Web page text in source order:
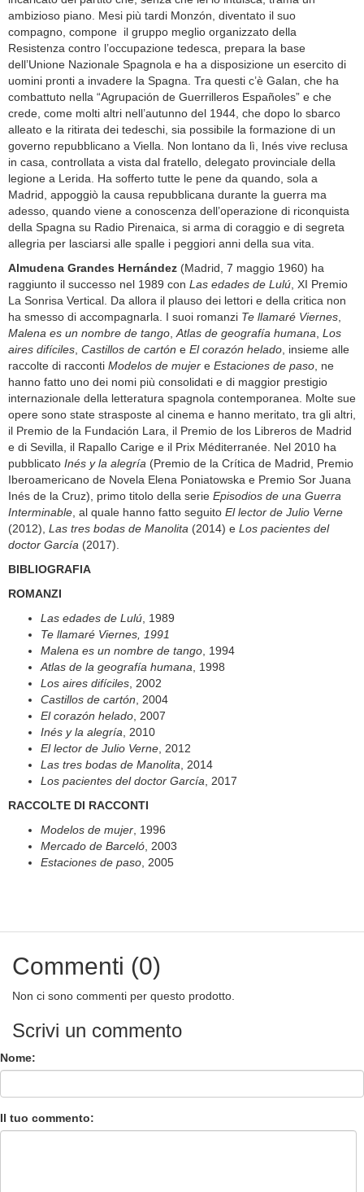
ambizioso piano. Mesi più tardi Monzón, diventato il suo
compagno, compone il gruppo meglio organizzato della
Resistenza contro l’occupazione tedesca, prepara la base
dell’Unione Nazionale Spagnola e ha a disposizione un esercito di
uomini pronti a invadere la Spagna. Tra questi c’è Galan, che ha
combattuto nella “Agrupación de Guerrilleros Españoles” e che
crede, come molti altri nell’autunno del 1944, che dopo lo sbarco
alleato e la ritirata dei tedeschi, sia possibile la formazione di un
governo repubblicano a Viella. Non lontano da lì, Inés vive reclusa
in casa, controllata a vista dal fratello, delegato provinciale della
legione a Lerida. Ha sofferto tutte le pene da quando, sola a
Madrid, appoggiò la causa repubblicana durante la guerra ma
adesso, quando viene a conoscenza dell’operazione di riconquista
della Spagna su Radio Pirenaica, si arma di coraggio e di segreta
allegria per lasciarsi alle spalle i peggiori anni della sua vita.
Almudena Grandes Hernández (Madrid, 7 maggio 1960) ha
raggiunto il successo nel 1989 con Las edades de Lulú, XI Premio
La Sonrisa Vertical. Da allora il plauso dei lettori e della critica non
ha smesso di accompagnarla. I suoi romanzi Te llamaré Viernes,
Malena es un nombre de tango,Atlas de geografía humana, Los
aires difíciles, Castillos de cartón e El corazón helado, insieme alle
raccolte di racconti Modelos de mujer e Estaciones de paso, ne
hanno fatto uno dei nomi più consolidati e di maggior prestigio
internazionale della letteratura spagnola contemporanea. Molte sue
opere sono state strasposte al cinema e hanno meritato, tra gli altri,
il Premio de la Fundación Lara, il Premio de los Libreros de Madrid
e di Sevilla, il Rapallo Carige e il Prix Méditerranée. Nel 2010 ha
pubblicato Inés y la alegría (Premio de la Crítica de Madrid, Premio
Iberoamericano de Novela Elena Poniatowska e Premio Sor Juana
Inés de la Cruz), primo titolo della serie Episodios de una Guerra
Interminable, al quale hanno fatto seguito El lector de Julio Verne
(2012), Las tres bodas de Manolita (2014) e Los pacientes del
doctor García (2017).
BIBLIOGRAFIA
ROMANZI
Las edades de Lulú, 1989
Te llamaré Viernes, 1991
Malena es un nombre de tango, 1994
Atlas de la geografía humana, 1998
Los aires difíciles, 2002
Castillos de cartón, 2004
El corazón helado, 2007
Inés y la alegría, 2010
El lector de Julio Verne, 2012
Las tres bodas de Manolita, 2014
Los pacientes del doctor García, 2017
RACCOLTE DI RACCONTI
Modelos de mujer, 1996
Mercado de Barceló, 2003
Estaciones de paso, 2005
Commenti (0)
Non ci sono commenti per questo prodotto.
Scrivi un commento
Nome:
Il tuo commento: